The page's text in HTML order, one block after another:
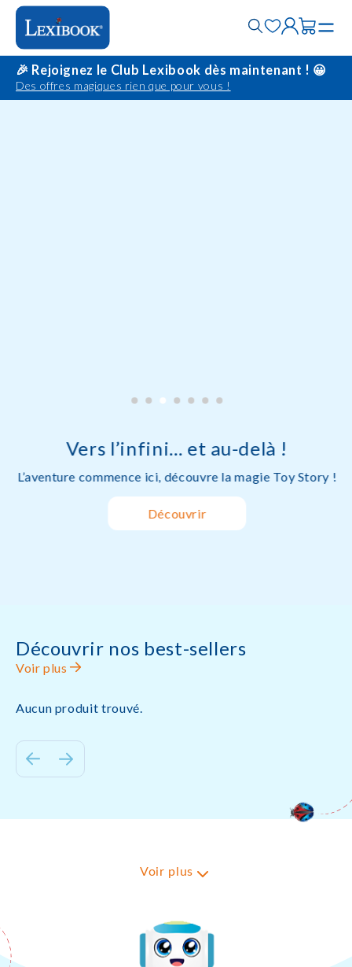
🎉 Rejoignez le Club Lexibook dès maintenant ! 😀
Des offres magiques rien que pour vous !
Vers l’infini… et au-delà !
L’aventure commence ici, découvre la magie Toy Story !
Découvrir
Découvrir nos best-sellers
Voir plus
Aucun produit trouvé.
Voir plus